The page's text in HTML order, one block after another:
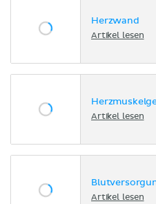
Herzwand
Artikel lesen
Artikel lesen
Artikel lesen